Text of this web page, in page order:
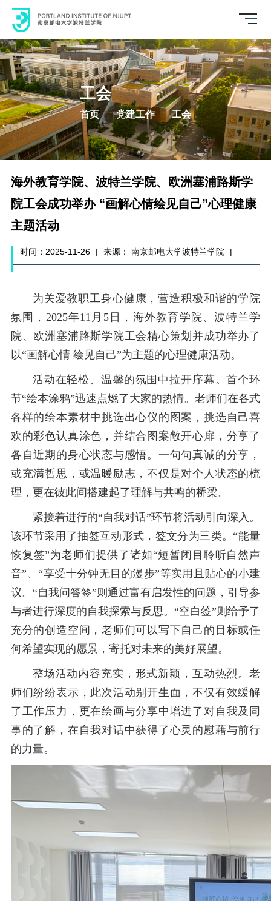
工会
首页 党建工作 工会
海外教育学院、波特兰学院、欧洲塞浦路斯学
院工会成功举办 “画解心情绘见自己”心理健康
主题活动
时间：2025-11-26 | 来源： 南京邮电大学波特兰学院 |
为关爱教职工身心健康，营造积极和谐的学院
氛围，2025年11月5日，海外教育学院、波特兰学
院、欧洲塞浦路斯学院工会精心策划并成功举办了
以“画解心情 绘见自己”为主题的心理健康活动。
活动在轻松、温馨的氛围中拉开序幕。首个环
节“绘本涂鸦”迅速点燃了大家的热情。老师们在各式
各样的绘本素材中挑选出心仪的图案，挑选自己喜
欢的彩色认真涂色，并结合图案敞开心扉，分享了
各自近期的身心状态与感悟。一句句真诚的分享，
或充满哲思，或温暖励志，不仅是对个人状态的梳
理，更在彼此间搭建起了理解与共鸣的桥梁。
紧接着进行的“自我对话”环节将活动引向深入。
该环节采用了抽签互动形式，签文分为三类。“能量
恢复签”为老师们提供了诸如“短暂闭目聆听自然声
音”、“享受十分钟无目的漫步”等实用且贴心的小建
议。“自我问答签”则通过富有启发性的问题，引导参
与者进行深度的自我探索与反思。“空白签”则给予了
充分的创造空间，老师们可以写下自己的目标或任
何希望实现的愿景，寄托对未来的美好展望。
整场活动内容充实，形式新颖，互动热烈。老
师们纷纷表示，此次活动别开生面，不仅有效缓解
了工作压力，更在绘画与分享中增进了对自我及同
事的了解，在自我对话中获得了心灵的慰藉与前行
的力量。